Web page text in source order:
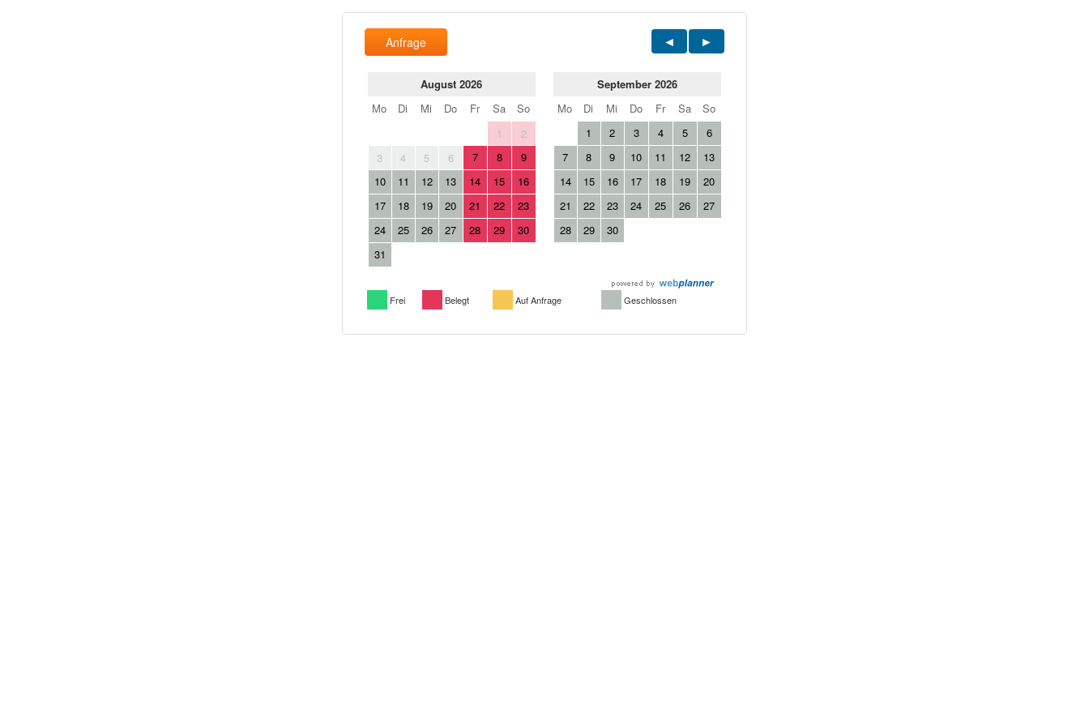
Anfrage
August 2026
Mo
Di Mi Do Fr Sa
So
1
2
3
4 5 6 7 8
9
10
11 12 13 14 15
16
17
18 19 20 21 22
23
24
25 26 27 28 29
30
31
September 2026
Mo
Di Mi Do Fr Sa
So
1
2 3 4 5
6
7
8 9 10 11 12
13
14
15 16 17 18 19
20
21
22 23 24 25 26
27
28
29 30
Frei Belegt Auf Anfrage Geschlossen